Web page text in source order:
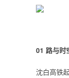
01 路与时
沈白高铁